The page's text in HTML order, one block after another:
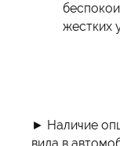
жестких
► Наличие